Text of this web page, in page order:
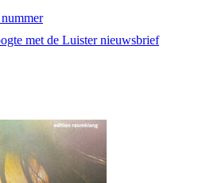
met de Luister nieuwsbrief